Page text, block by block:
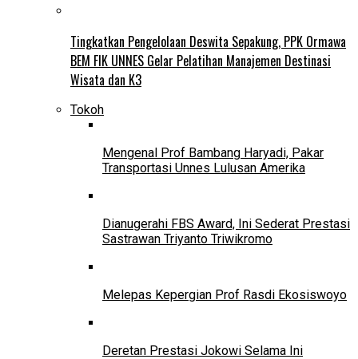
Tingkatkan Pengelolaan Deswita Sepakung, PPK Ormawa
BEM FIK UNNES Gelar Pelatihan Manajemen Destinasi
Wisata dan K3
Tokoh
Mengenal Prof Bambang Haryadi, Pakar
Transportasi Unnes Lulusan Amerika
Dianugerahi FBS Award, Ini Sederat Prestasi
Sastrawan Triyanto Triwikromo
Melepas Kepergian Prof Rasdi Ekosiswoyo
Deretan Prestasi Jokowi Selama Ini